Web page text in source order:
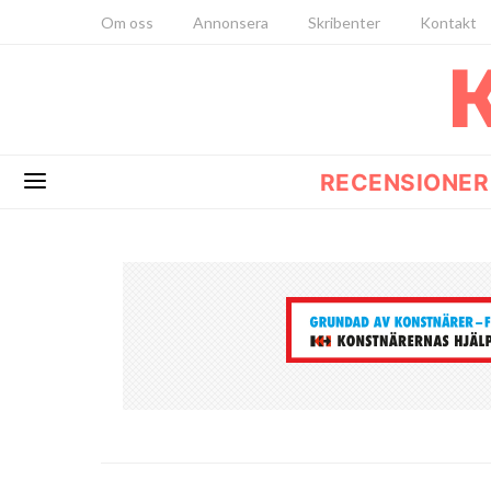
Om oss Annonsera Skribenter Kontakt
RECENSIONER